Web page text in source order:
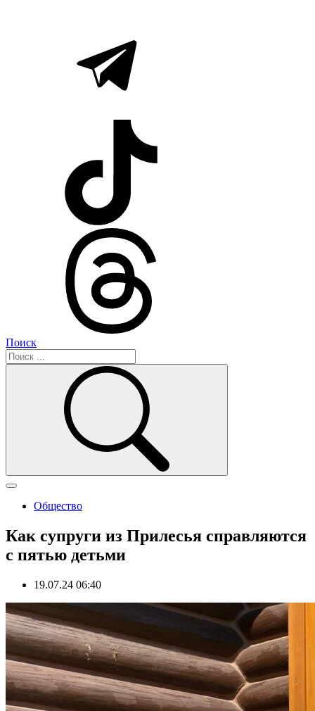
Поиск
Общество
Как супруги из Прилесья справляются
с пятью детьми
19.07.24 06:40